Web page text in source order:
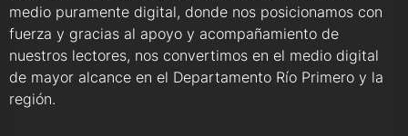
medio puramente digital, donde nos posicionamos con
fuerza y gracias al apoyo y acompañamiento de
nuestros lectores, nos convertimos en el medio digital
de mayor alcance en el Departamento Río Primero y la
región.